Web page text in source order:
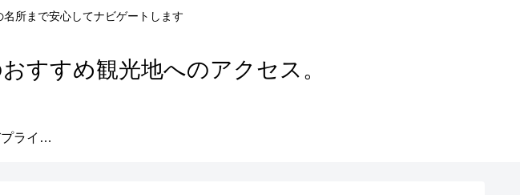
所まで安心してナビゲートします
すすめ観光地へのアクセス。
運営者情報及びプライバシーポリシー